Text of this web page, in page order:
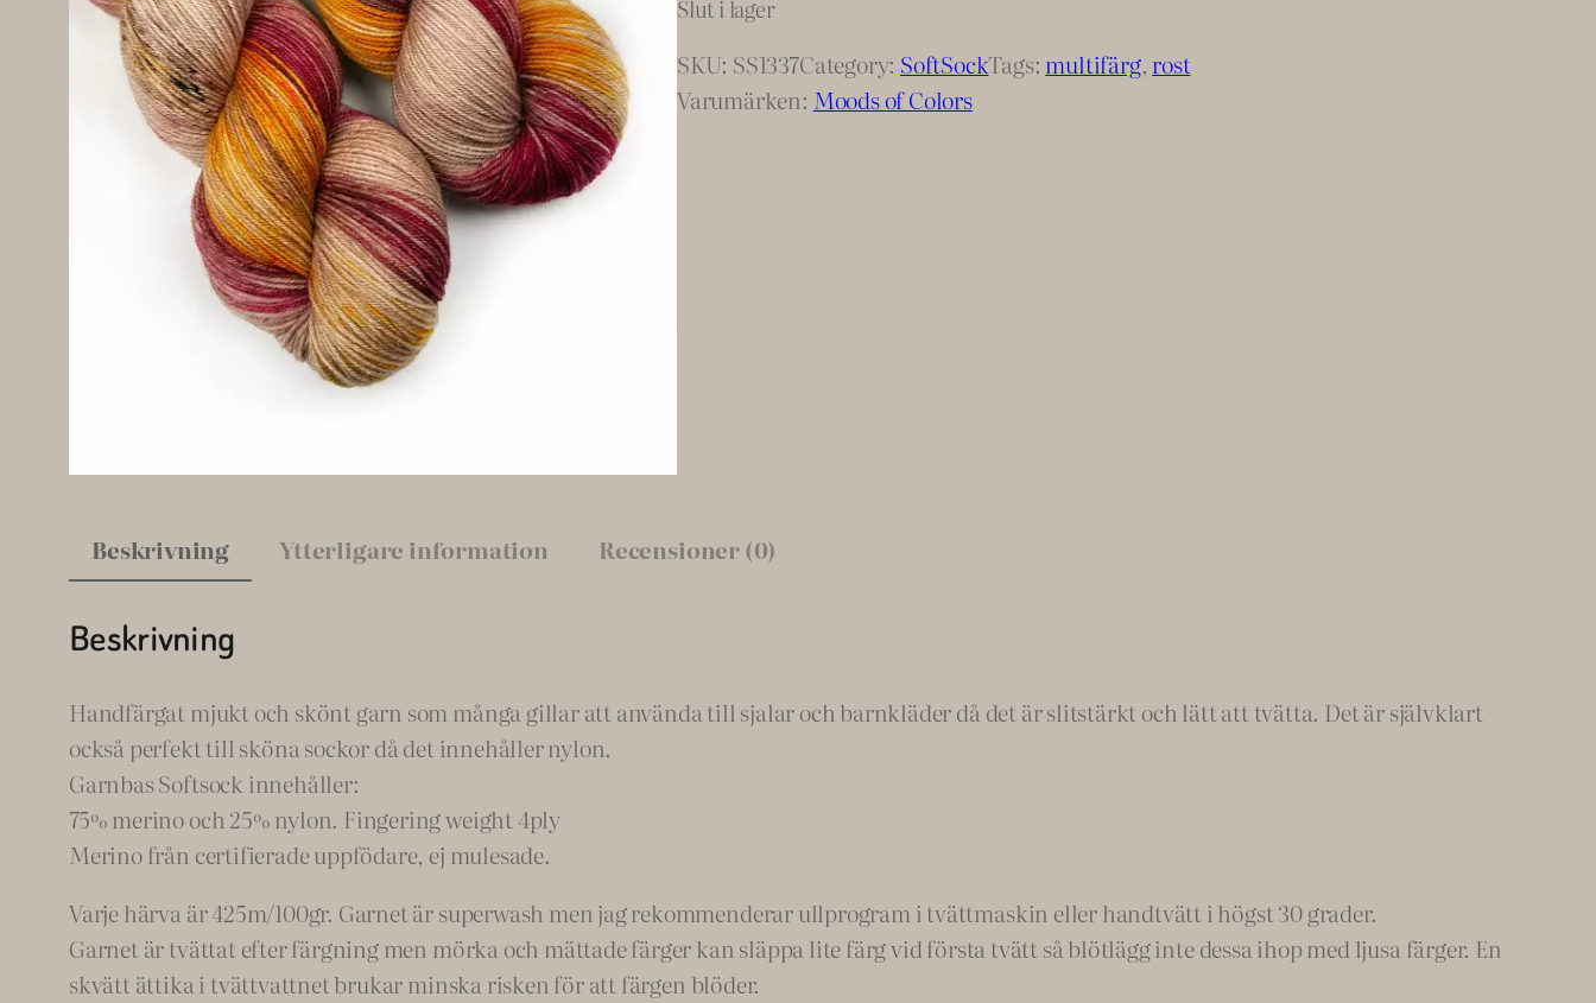
Slut i lager
SKU: SS1337Category: SoftSockTags: multifärg, rost
Varumärken: Moods of Colors
Beskrivning Ytterligare information Recensioner (0)
Beskrivning
Handfärgat mjukt och skönt garn som många gillar att använda till sjalar och barnkläder då det är slitstärkt och lätt att tvätta. Det är självklart
också perfekt till sköna sockor då det innehåller nylon.
Garnbas Softsock innehåller:
75% merino och 25% nylon. Fingering weight 4ply
Merino från certifierade uppfödare, ej mulesade.
Varje härva är 425m/100gr. Garnet är superwash men jag rekommenderar ullprogram i tvättmaskin eller handtvätt i högst 30 grader.
Garnet är tvättat efter färgning men mörka och mättade färger kan släppa lite färg vid första tvätt så blötlägg inte dessa ihop med ljusa färger. En
skvätt ättika i tvättvattnet brukar minska risken för att färgen blöder.